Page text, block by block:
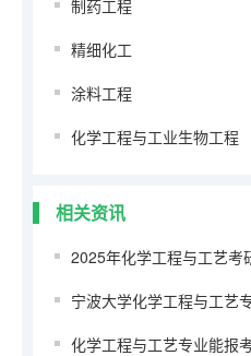
制药工程
精细化工
涂料工程
化学工程与工业生物工程
相关资讯
2025年化学工程与工艺考研
宁波大学化学工程与工艺专业2025浙江高考
化学工程与工艺专业能报考化工与制药